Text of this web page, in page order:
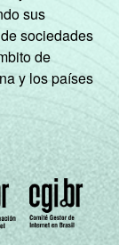
3
sus
sociedades
de
y los países